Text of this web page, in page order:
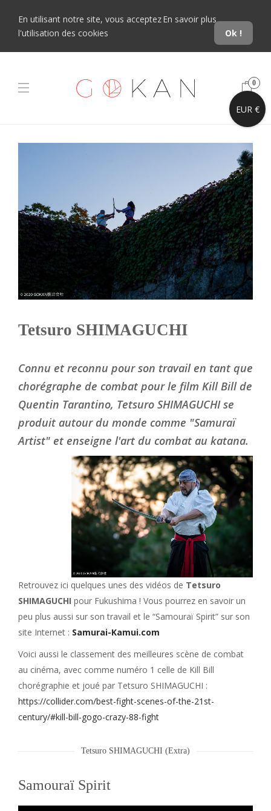
En utilisant notre site, vous acceptez
l'utilisation des cookies
En savoir plus
Ok !
0
Tetsuro SHIMAGUCHI
Connu et reconnu pour son travail en tant que
chorégraphe de combat pour le film Kill Bill de
Quentin Tarantino, Tetsuro SHIMAGUCHI se
produit autour du monde comme "Samuraï
Artist" et enseigne l'art du combat au katana.
Retrouvez ici quelques unes des vidéos de Tetsuro
SHIMAGUCHI pour Fukushima ! Vous pourrez en savoir un
peu plus aussi sur son travail et le “Samouraï Spirit” sur son
site Internet : Samurai-Kamui.com
Voici aussi le classement des meilleures scène de combat
au cinéma, avec comme numéro 1 celle de Kill Bill
chorégraphie et joué par Tetsuro SHIMAGUCHI :
https://collider.com/best-fight-scenes-of-the-21st-
century/#kill-bill-gogo-crazy-88-fight
Tetsuro SHIMAGUCHI (Extra)
Samouraï Spirit
EUR €